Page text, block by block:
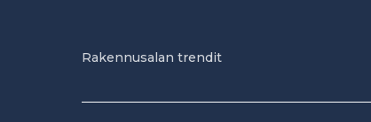
Rakennusalan trendit